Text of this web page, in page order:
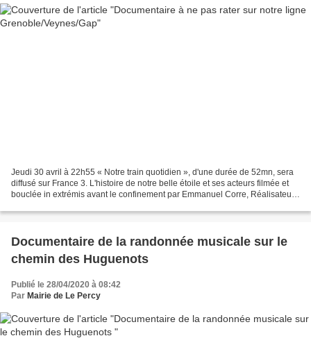
Jeudi 30 avril à 22h55 « Notre train quotidien », d'une durée de 52mn, sera
diffusé sur France 3. L'histoire de notre belle étoile et ses acteurs filmée et
bouclée in extrémis avant le confinement par Emmanuel Corre, Réalisateur
Documentaire de la randonnée musicale sur le
chemin des Huguenots
Publié le 28/04/2020 à 08:42
Par Mairie de Le Percy